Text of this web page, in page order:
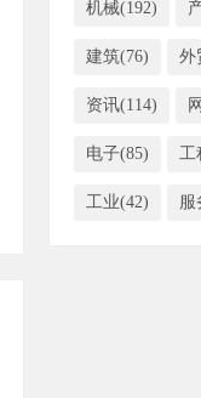
机械(192)
建筑(76) 外
资讯(114)
电子(85) 工
工业(42) 服